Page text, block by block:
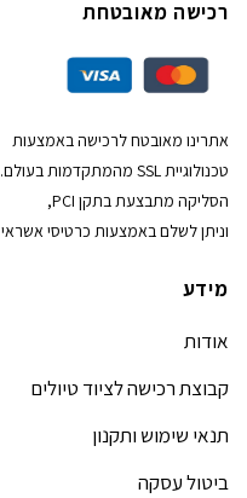
רכישה מאובטחת
אתרינו מאובטח לרכישה באמצעות
טכנולוגיית SSL מהמתקדמות בעולם.
הסליקה מתבצעת בתקן PCI,
וניתן לשלם באמצעות כרטיסי אשראי
מידע
אודות
קבוצת רכישה לציוד טיולים
תנאי שימוש ותקנון
ביטול עסקה